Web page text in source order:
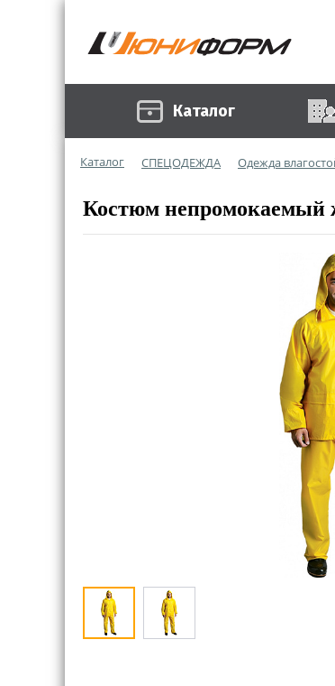
Каталог
Каталог СПЕЦОДЕЖДА Одежда
Костюм непромокаемый